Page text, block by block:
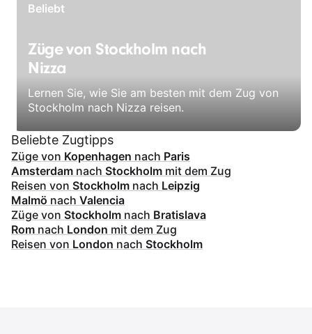
Beliebt
Züge von Stockholm nach
Nizza
Lernen Sie, wie Sie am besten mit dem Zug von
Stockholm nach Nizza reisen.
Beliebte Zugtipps
Züge von Kopenhagen nach Paris
Amsterdam nach Stockholm mit dem Zug
Reisen von Stockholm nach Leipzig
Malmö nach Valencia
Züge von Stockholm nach Bratislava
Rom nach London mit dem Zug
Reisen von London nach Stockholm